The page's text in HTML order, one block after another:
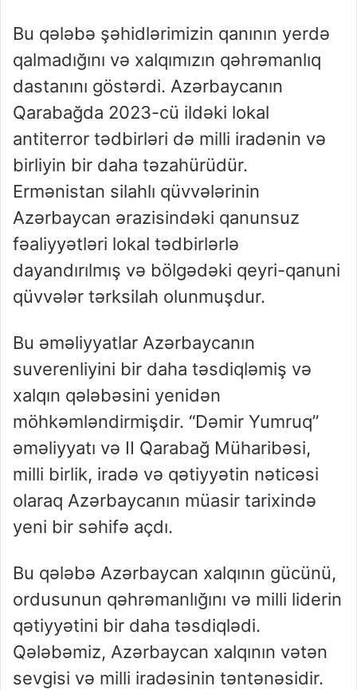
Bu qələbə şəhidlərimizin qanının yerdə
qalmadığını və xalqımızın qəhrəmanlıq
dastanını göstərdi. Azərbaycanın
Qarabağda 2023-cü ildəki lokal
antiterror tədbirləri də milli iradənin və
birliyin bir daha təzahürüdür.
Ermənistan silahlı qüvvələrinin
Azərbaycan ərazisindəki qanunsuz
fəaliyyətləri lokal tədbirlərlə
dayandırılmış və bölgədəki qeyri-qanuni
qüvvələr tərksilah olunmuşdur.
Bu əməliyyatlar Azərbaycanın
suverenliyini bir daha təsdiqləmiş və
xalqın qələbəsini yenidən
möhkəmləndirmişdir. “Dəmir Yumruq”
əməliyyatı və II Qarabağ Müharibəsi,
milli birlik, iradə və qətiyyətin nəticəsi
olaraq Azərbaycanın müasir tarixində
yeni bir səhifə açdı.
Bu qələbə Azərbaycan xalqının gücünü,
ordusunun qəhrəmanlığını və milli liderin
qətiyyətini bir daha təsdiqlədi.
Qələbəmiz, Azərbaycan xalqının vətən
sevgisi və milli iradəsinin təntənəsidir.